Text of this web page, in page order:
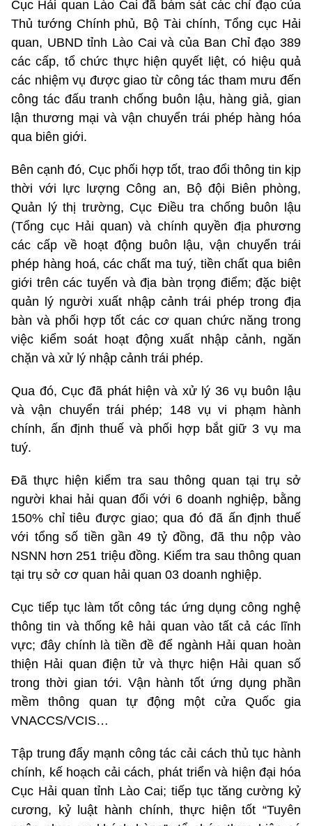
Cục Hải quan Lào Cai đã bám sát các chỉ đạo của
Thủ tướng Chính phủ, Bộ Tài chính, Tổng cục Hải
quan, UBND tỉnh Lào Cai và của Ban Chỉ đạo 389
các cấp, tổ chức thực hiện quyết liệt, có hiệu quả
các nhiệm vụ được giao từ công tác tham mưu đến
công tác đấu tranh chống buôn lậu, hàng giả, gian
lận thương mại và vận chuyển trái phép hàng hóa
qua biên giới.
Bên cạnh đó, Cục phối hợp tốt, trao đổi thông tin kịp
thời với lực lượng Công an, Bộ đội Biên phòng,
Quản lý thị trường, Cục Điều tra chống buôn lậu
(Tổng cục Hải quan) và chính quyền địa phương
các cấp về hoạt động buôn lậu, vận chuyển trái
phép hàng hoá, các chất ma tuý, tiền chất qua biên
giới trên các tuyến và địa bàn trọng điểm; đặc biệt
quản lý người xuất nhập cảnh trái phép trong địa
bàn và phối hợp tốt các cơ quan chức năng trong
việc kiểm soát hoạt động xuất nhập cảnh, ngăn
chặn và xử lý nhập cảnh trái phép.
Qua đó, Cục đã phát hiện và xử lý 36 vụ buôn lậu
và vận chuyển trái phép; 148 vụ vi phạm hành
chính, ấn định thuế và phối hợp bắt giữ 3 vụ ma
tuý.
Đã thực hiện kiểm tra sau thông quan tại trụ sở
người khai hải quan đối với 6 doanh nghiệp, bằng
150% chỉ tiêu được giao; qua đó đã ấn định thuế
với tổng số tiền gần 49 tỷ đồng, đã thu nộp vào
NSNN hơn 251 triệu đồng. Kiểm tra sau thông quan
tại trụ sở cơ quan hải quan 03 doanh nghiệp.
Cục tiếp tục làm tốt công tác ứng dụng công nghệ
thông tin và thống kê hải quan vào tất cả các lĩnh
vực; đây chính là tiền đề để ngành Hải quan hoàn
thiện Hải quan điện tử và thực hiện Hải quan số
trong thời gian tới. Vận hành tốt ứng dụng phần
mềm thông quan tự động một cửa Quốc gia
VNACCS/VCIS…
Tập trung đẩy mạnh công tác cải cách thủ tục hành
chính, kế hoạch cải cách, phát triển và hiện đại hóa
Cục Hải quan tỉnh Lào Cai; tiếp tục tăng cường kỷ
cương, kỷ luật hành chính, thực hiện tốt “Tuyên